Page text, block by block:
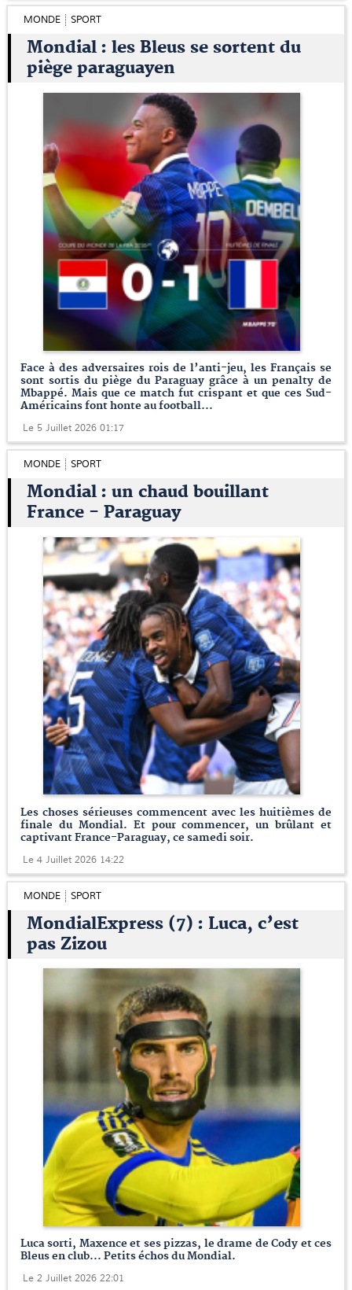
MONDE SPORT
Mondial : les Bleus se sortent du
piège paraguayen
Face à des adversaires rois de l’anti-jeu, les Français se
sont sortis du piège du Paraguay grâce à un penalty de
Mbappé. Mais que ce match fut crispant et que ces Sud-
Américains font honte au football...
Le 5 Juillet 2026 01:17
MONDE SPORT
Mondial : un chaud bouillant
France - Paraguay
Les choses sérieuses commencent avec les huitièmes de
finale du Mondial. Et pour commencer, un brûlant et
captivant France-Paraguay, ce samedi soir.
Le 4 Juillet 2026 14:22
MONDE SPORT
MondialExpress (7) : Luca, c’est
pas Zizou
Luca sorti, Maxence et ses pizzas, le drame de Cody et ces
Bleus en club... Petits échos du Mondial.
Le 2 Juillet 2026 22:01